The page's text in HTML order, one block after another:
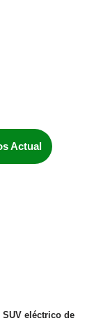
Actual
SUV eléctrico de